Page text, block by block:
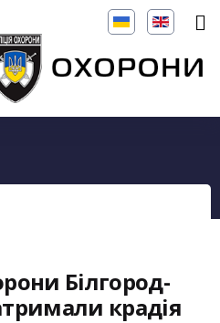
Білгород-
крадія